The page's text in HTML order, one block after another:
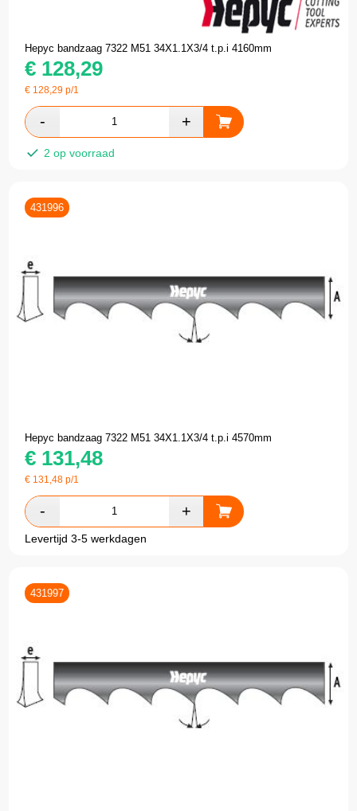
Hepyc bandzaag 7322 M51 34X1.1X3/4 t.p.i 4160mm
€ 128,29
€ 128,29 p/1
2 op voorraad
431996
Hepyc bandzaag 7322 M51 34X1.1X3/4 t.p.i 4570mm
€ 131,48
€ 131,48 p/1
Levertijd 3-5 werkdagen
431997